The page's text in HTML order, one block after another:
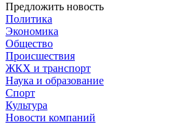
Предложить новость
Политика
Экономика
Общество
Происшествия
ЖКХ и транспорт
Наука и образование
Спорт
Культура
Новости компаний